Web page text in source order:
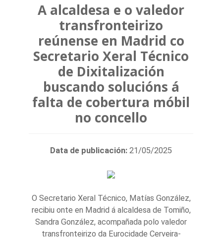
A alcaldesa e o valedor
transfronteirizo
reúnense en Madrid co
Secretario Xeral Técnico
de Dixitalización
buscando solucións á
falta de cobertura móbil
no concello
Data de publicación: 21/05/2025
O Secretario Xeral Técnico, Matías González,
recibiu onte en Madrid á alcaldesa de Tomiño,
Sandra González, acompañada polo valedor
transfronteirizo da Eurocidade Cerveira-